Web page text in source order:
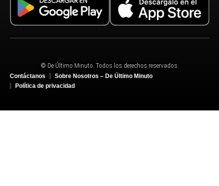
© De Último Minuto. Todos los derechos reservados.
Contáctanos
Sobre Nosotros – De Último Minuto
Política de privacidad